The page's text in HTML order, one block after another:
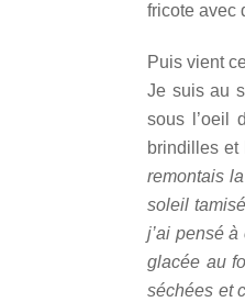
fricote avec
Puis vient
Je suis au
sous l’oeil
brindilles et
remontais
soleil
j’ai pensé
glacée au
séchées et